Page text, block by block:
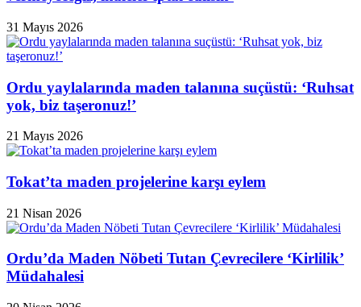
31 Mayıs 2026
Ordu yaylalarında maden talanına suçüstü: ‘Ruhsat
yok, biz taşeronuz!’
21 Mayıs 2026
Tokat’ta maden projelerine karşı eylem
21 Nisan 2026
Ordu’da Maden Nöbeti Tutan Çevrecilere ‘Kirlilik’
Müdahalesi